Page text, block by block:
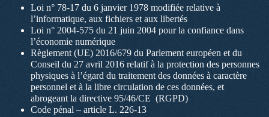
Loi n° 78-17 du 6 janvier 1978 modifiée relative à
l’informatique, aux fichiers et aux libertés
Loi n° 2004-575 du 21 juin 2004 pour la confiance dans
l’économie numérique
Règlement (UE) 2016/679 du Parlement européen et du
Conseil du 27 avril 2016 relatif à la protection des personnes
physiques à l’égard du traitement des données à caractère
personnel et à la libre circulation de ces données, et
abrogeant la directive 95/46/CE (RGPD)
Code pénal – article L. 226-13